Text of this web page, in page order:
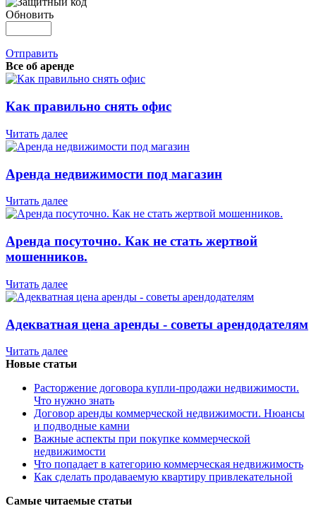
Обновить
Отправить
Все об аренде
Как правильно снять офис
Читать далее
Аренда недвижимости под магазин
Читать далее
Аренда посуточно. Как не стать жертвой
мошенников.
Читать далее
Адекватная цена аренды - советы арендодателям
Читать далее
Новые статьи
Расторжение договора купли-продажи недвижимости.
Что нужно знать
Договор аренды коммерческой недвижимости. Нюансы
и подводные камни
Важные аспекты при покупке коммерческой
недвижимости
Что попадает в категорию коммерческая недвижимость
Как сделать продаваемую квартиру привлекательной
Самые читаемые статьи